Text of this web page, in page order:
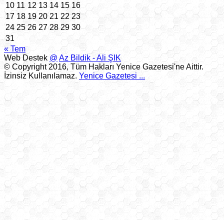
10 11 12 13 14 15 16
17 18 19 20 21 22 23
24 25 26 27 28 29 30
31
« Tem
Web Destek @ Az Bildik - Ali ŞIK
© Copyright 2016, Tüm Hakları Yenice Gazetesi'ne Aittir.
İzinsiz Kullanılamaz. Yenice Gazetesi ...